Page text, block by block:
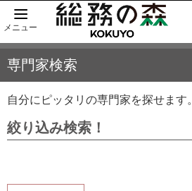
メニュー
専門家検索
自分にピッタリの専門家を探せます。
絞り込み検索！